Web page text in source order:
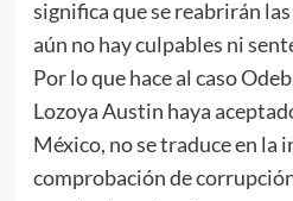
significa que se reabrirán
aún no hay culpables ni
Por lo que hace al caso
Lozoya Austin haya
México, no se traduce en la
comprobación de